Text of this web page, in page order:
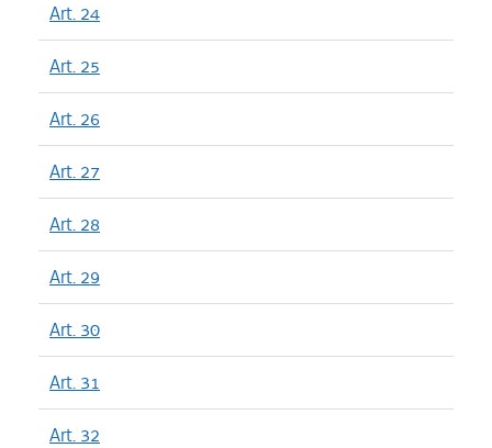
Art. 24
Art. 25
Art. 26
Art. 27
Art. 28
Art. 29
Art. 30
Art. 31
Art. 32